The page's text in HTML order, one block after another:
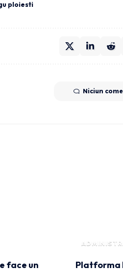
ploiesti
Niciun
face un
Platforma